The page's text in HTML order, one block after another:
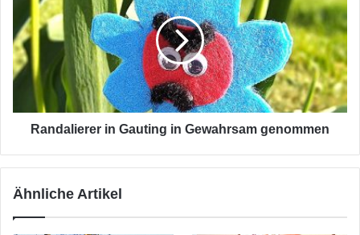
Gauting
in
Gewahrsam
genommen
Randalierer in Gauting in Gewahrsam genommen
Ähnliche Artikel